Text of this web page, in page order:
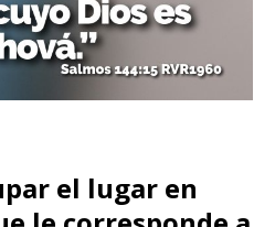
el lugar en